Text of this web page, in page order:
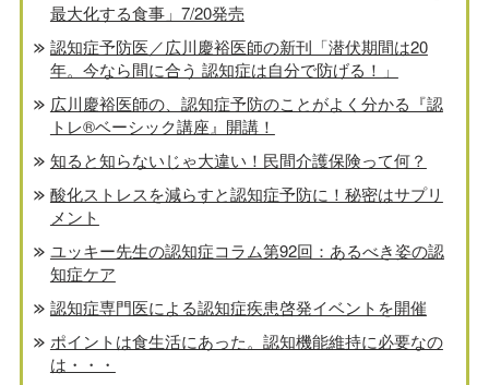
最大化する食事」7/20発売
認知症予防医／広川慶裕医師の新刊「潜伏期間は20
年。今なら間に合う 認知症は自分で防げる！」
広川慶裕医師の、認知症予防のことがよく分かる『認
トレ®️ベーシック講座』開講！
知ると知らないじゃ大違い！民間介護保険って何？
酸化ストレスを減らすと認知症予防に！秘密はサプリ
メント
ユッキー先生の認知症コラム第92回：あるべき姿の認
知症ケア
認知症専門医による認知症疾患啓発イベントを開催
ポイントは食生活にあった。認知機能維持に必要なの
は・・・